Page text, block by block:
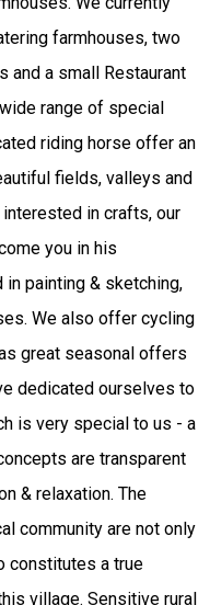
farmhouses, two
and a small Restaurant
range of special
riding horse offer an
fields, valleys and
in crafts, our
you in his
painting & sketching,
We also offer cycling
great seasonal offers
dedicated ourselves to
is very special to us - a
are transparent
& relaxation. The
community are not only
constitutes a true
village. Sensitive rural